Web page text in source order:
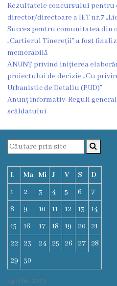
Cetăţeni
de
onoare
Oraşe
infrăţite
Galerie
foto
Servicii
Eliberarea
certificatelor
Notificarea
activităţiilor
de
comerţ
Rezultatele concursului pentru
director/directoare a IET nr.7
Succes pentru comunitatea din
„Cartierul Tinereții” a fost
memorabilă
ANUNȚ privind inițierea
proiectului de decizie „Cu
Urbanistic de Detaliu (PUD)”
Anunț informativ: Reguli
scăldatului
aprilie 2019
L Ma Mi J V S
D
1
2 3 4 5 6
7
8
9 10 11 12 13
14
15
16 17 18 19 20
21
22
23 24 25 26 27
28
29
30